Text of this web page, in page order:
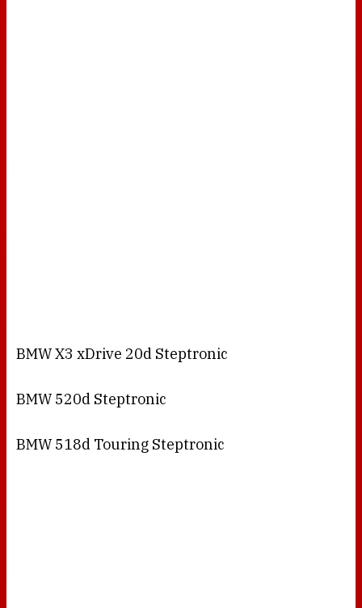
BMW X3 xDrive 20d Steptronic
BMW 520d Steptronic
BMW 518d Touring Steptronic